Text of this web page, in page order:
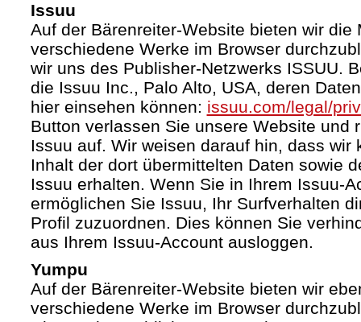
Issuu
Auf der Bärenreiter-Website bieten wir die
verschiedene Werke im Browser
wir uns des Publisher-Netzwerks ISSUU.
die Issuu Inc., Palo Alto, USA, deren
hier einsehen können: issuu.com/legal/
Button verlassen Sie unsere Website und
Issuu auf. Wir weisen darauf hin, dass wir
Inhalt der dort übermittelten Daten sowie
Issuu erhalten. Wenn Sie in Ihrem Issuu-
ermöglichen Sie Issuu, Ihr Surfverhalten
Profil zuzuordnen. Dies können Sie
aus Ihrem Issuu-Account ausloggen.
Yumpu
Auf der Bärenreiter-Website bieten wir
verschiedene Werke im Browser